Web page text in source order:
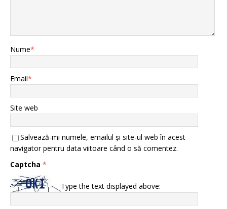
Nume*
Email*
Site web
Salvează-mi numele, emailul și site-ul web în acest
navigator pentru data viitoare când o să comentez.
Captcha *
Type the text displayed above: